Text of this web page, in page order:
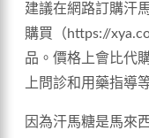
建議在網路訂購汗
購買（https://
品。價格上會比代
上問診和用藥指導
因為汗馬糖是馬來